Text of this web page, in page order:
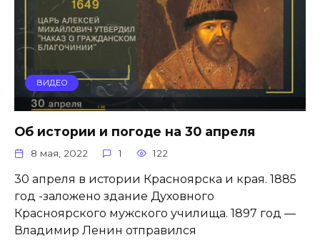
ВИДЕО
Об истории и погоде на 30 апреля
8 мая, 2022 1 122
30 апреля в истории Красноярска и края. 1885
год -заложено здание Духовного
Красноярского мужского училища. 1897 год —
Владимир Ленин отправился